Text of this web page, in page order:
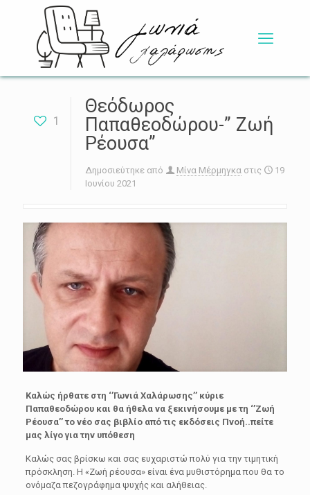
1
Θεόδωρος
Παπαθεοδώρου-” Ζωή
Ρέουσα”
Δημοσιεύτηκε από Μίνα Μέρμηγκα στις
19
Ιουνίου 2021
Καλώς ήρθατε στη ‘’Γωνιά Χαλάρωσης’’ κύριε
Παπαθεοδώρου και θα ήθελα να ξεκινήσουμε με τη ‘’Ζωή
Ρέουσα’’ το νέο σας βιβλίο από τις εκδόσεις Πνοή..πείτε
μας λίγο για την υπόθεση
Καλώς σας βρίσκω και σας ευχαριστώ πολύ για την τιμητική
πρόσκληση. Η «Ζωή ρέουσα» είναι ένα μυθιστόρημα που θα το
ονόμαζα πεζογράφημα ψυχής και αλήθειας.